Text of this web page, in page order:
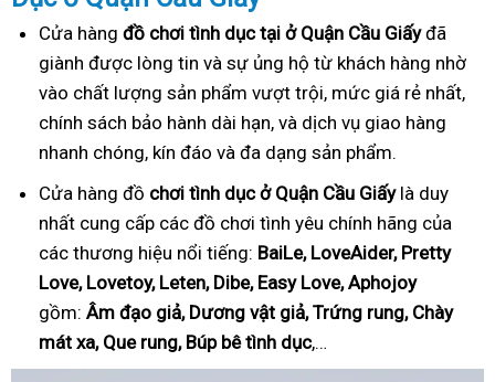
Cửa hàng đồ chơi tình dục tại ở Quận Cầu Giấyđã
giành được lòng tin và sự ủng hộ từ khách hàng nhờ
vào chất lượng sản phẩm vượt trội, mức giá rẻ nhất,
chính sách bảo hành dài hạn, và dịch vụ giao hàng
nhanh chóng, kín đáo và đa dạng sản phẩm.
Cửa hàng đồ chơi tình dục ở Quận Cầu Giấylà duy
nhất cung cấp các đồ chơi tình yêu chính hãng của
các thương hiệu nổi tiếng: BaiLe, LoveAider, Pretty
Love, Lovetoy, Leten, Dibe, Easy Love, Aphojoy
gồm: Âm đạo giả, Dương vật giả, Trứng rung, Chày
mát xa, Que rung, Búp bê tình dục,…